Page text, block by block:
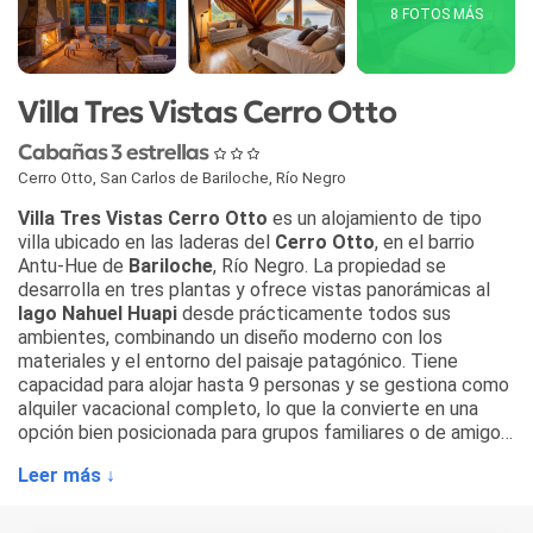
8 FOTOS MÁS
Villa Tres Vistas Cerro Otto
Cabañas 3 estrellas
Cerro Otto San Carlos de Bariloche Río Negro
Villa Tres Vistas Cerro Otto es un alojamiento de tipo
villa ubicado en las laderas del Cerro Otto, en el barrio
Antu-Hue de Bariloche, Río Negro. La propiedad se
desarrolla en tres plantas y ofrece vistas panorámicas al
lago Nahuel Huapi desde prácticamente todos sus
ambientes, combinando un diseño moderno con los
materiales y el entorno del paisaje patagónico. Tiene
capacidad para alojar hasta 9 personas y se gestiona como
alquiler vacacional completo, lo que la convierte en una
opción bien posicionada para grupos familiares o de amigos
Leer más ↓